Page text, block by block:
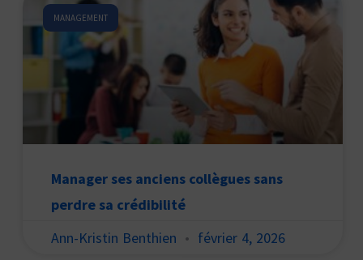
MANAGEMENT
Manager ses anciens collègues sans
perdre sa crédibilité
Ann-Kristin Benthien
février 4, 2026